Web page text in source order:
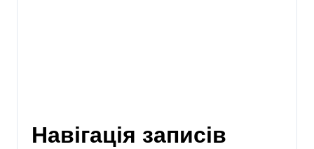
Навігація записів